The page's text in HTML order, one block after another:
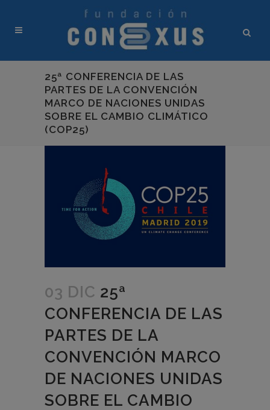
25ª CONFERENCIA DE LAS
PARTES DE LA CONVENCIÓN
MARCO DE NACIONES UNIDAS
SOBRE EL CAMBIO CLIMÁTICO
(COP25)
03 DIC 25ª
CONFERENCIA DE LAS
PARTES DE LA
CONVENCIÓN MARCO
DE NACIONES UNIDAS
SOBRE EL CAMBIO